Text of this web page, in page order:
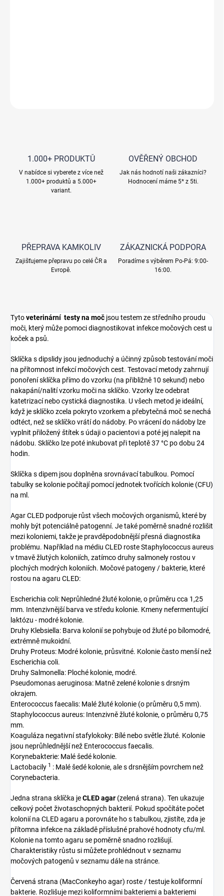
1.000+ PRODUKTŮ
V nabídce si vyberete z více než
1.000+ produktů a 5.000+
variant.
OVĚŘENÝ OBCHOD
Jak nás hodnotí naši zákazníci?
Hodnocení máme 5* z 5ti.
PŘEPRAVA KAMKOLIV
Zajišťujeme přepravu po celé ČR a
Evropě.
ZÁKAZNICKÁ PODPORA
Poradíme s výběrem Po-Pá: 9:00-
16:00.
Tytoveterinární testy na moč jsou testem ze středního proudu
moči, který může pomoci diagnostikovat infekce močových cest u
koček a psů.
Sklíčka s dipslidy jsou jednoduchý a účinný způsob testování moči
na přítomnost infekcí močových cest. Testovací metody zahrnují
ponoření sklíčka přímo do vzorku (na přibližně 10 sekund) nebo
nakapání/nalití vzorku moči na sklíčko. Vzorky lze odebrat
katetrizací nebo cystická diagnostika. U všech metod je ideální,
když je sklíčko zcela pokryto vzorkem a přebytečná moč se nechá
odtéct, než se sklíčko vrátí do nádoby. Po vrácení do nádoby lze
vyplnit přiložený štítek s údaji o pacientovi a poté jej nalepit na
nádobu. Sklíčko lze poté inkubovat při teplotě 37 °C po dobu 24
hodin.
Sklíčka s dipem jsou doplněna srovnávací tabulkou. Pomocí
tabulky se kolonie počítají pomocí jednotek tvořících kolonie (CFU)
na ml.
Agar CLED podporuje růst všech močových organismů, které by
mohly být potenciálně patogenní. Je také poměrně snadné rozlišit
mezi koloniemi, takže je pravděpodobnější přesná diagnostika
problému. Například na médiu CLED roste Staphylococcus aureus
v tmavě žlutých koloniích, zatímco druhy salmonely rostou v
plochých modrých koloniích. Močové patogeny / bakterie, které
rostou na agaru CLED:
Escherichia coli: Neprůhledné žluté kolonie, o průměru cca 1,25
mm. Intenzivnější barva ve středu kolonie. Kmeny nefermentující
laktózu - modré kolonie.
Druhy Klebsiella: Barva kolonií se pohybuje od žluté po bílomodré,
extrémně mukoidní.
Druhy Proteus: Modré kolonie, průsvitné. Kolonie často menší než
Escherichia coli.
Druhy Salmonella: Ploché kolonie, modré.
Pseudomonas aeruginosa: Matně zelené kolonie s drsným
okrajem.
Enterococcus faecalis: Malé žluté kolonie (o průměru 0,5 mm).
Staphylococcus aureus: Intenzivně žluté kolonie, o průměru 0,75
mm.
Koaguláza negativní stafylokoky: Bílé nebo světle žluté. Kolonie
jsou neprůhlednější než Enterococcus faecalis.
Korynebakterie: Malé šedé kolonie.
Lactobacily 1 : Malé šedé kolonie, ale s drsnějším povrchem než
Corynebacteria.
Jedna strana sklíčka jeCLED agar (zelená strana). Ten ukazuje
celkový počet životaschopných bakterií. Pokud spočítáte počet
kolonií na CLED agaru a porovnáte ho s tabulkou, zjistíte, zda je
přítomna infekce na základě příslušné prahové hodnoty cfu/ml.
Kolonie na tomto agaru se poměrně snadno rozlišují.
Charakteristiky růstu si můžete prohlédnout v seznamu
močových patogenů v seznamu dále na stránce.
Červená strana (MacConkeyho agar) roste / testuje koliformní
bakterie. Rozlišuje mezi koliformními bakteriemi a bakteriemi